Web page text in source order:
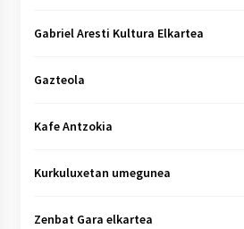
Gabriel Aresti Kultura Elkartea
Gazteola
Kafe Antzokia
Kurkuluxetan umegunea
Zenbat Gara elkartea